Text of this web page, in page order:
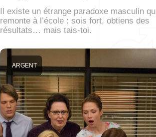
Il existe un étrange paradoxe masculin
remonte à l’école : sois fort, obtiens des
résultats… mais tais-toi.
ARGENT